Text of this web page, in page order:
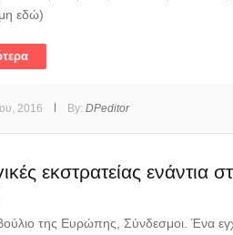
εδώ)
2016 By: DPeditor
εκστρατείας ενάντια
της Ευρώπης, Σύνδεσμοι. Ένα